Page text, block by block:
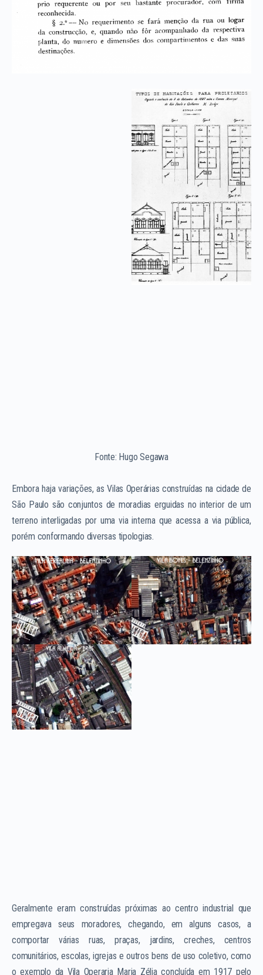
Fonte: Hugo Segawa
Embora haja variações, as Vilas Operárias construídas na cidade de
São Paulo são conjuntos de moradias erguidas no interior de um
terreno interligadas por uma via interna que acessa a via pública,
porém conformando diversas tipologias.
Geralmente eram construídas próximas ao centro industrial que
empregava seus moradores, chegando, em alguns casos, a
comportar várias ruas, praças, jardins, creches, centros
comunitários, escolas, igrejas e outros bens de uso coletivo, como
o exemplo da Vila Operaria Maria Zélia concluída em 1917 pelo